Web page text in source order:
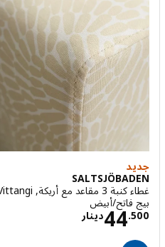
الخيار: SALTSJÖBADEN, غطاء كرسي ذو ذراعين, Fridtuna بيج فاتح
جديد
SALTSJÖBADEN
غطاء كنبة 3 مقاعد مع أريكة, Vittangi
بيج فاتح/أبيض
دينار 44.500 الاسعار دينار